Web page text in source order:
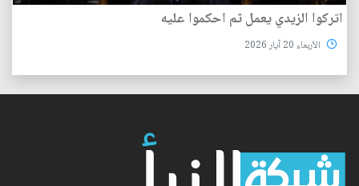
اتركوا الزيدي يعمل ثم احكموا عليه
الأربعاء 20 آيار 2026